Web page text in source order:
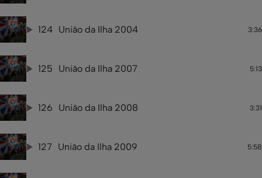
124 União da Ilha 2004 3:36
125 União da Ilha 2007 5:13
126 União da Ilha 2008 3:31
127 União da Ilha 2009 5:58